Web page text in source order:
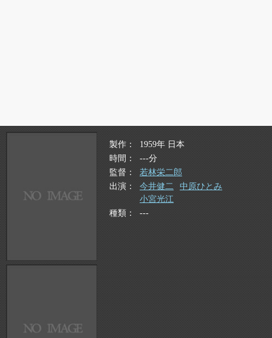
製作
1959年 日本
時間
---分
監督
若林栄二郎
出演
今井健二
中原ひとみ
小宮光江
種類
---